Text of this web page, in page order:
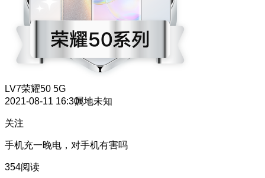
LV7荣耀50 5G
2021-08-11 16:30属地未知
关注
手机充一晚电，对手机有害吗
354阅读